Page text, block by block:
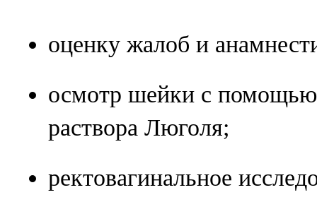
оценку жалоб и
осмотр шейки с
раствора Люголя;
ректовагинальное